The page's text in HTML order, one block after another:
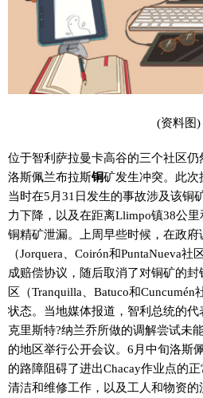
(资料图)
位于智利萨拉曼卡高谷的三个社区
洛斯佩兰布拉斯铜矿发生冲突。此次
当时在5月31日发生的事故涉及该铜
力下降，以及在距离Llimpo镇38公
铜精矿泄漏。上周早些时候，在政
（Jorquera、Coirón和PuntaNueva
成赔偿协议，随后取消了对铜矿的
区（Tranquilla、Batuco和
状态。当地媒体报道，智利总统的
克里斯特?纳兰乔所做的调解尝试未
的地区举行公开会议。6月中旬洛斯
的路障阻碍了进出Chacay作业点的
清洁和维修工作，以及工人和物资